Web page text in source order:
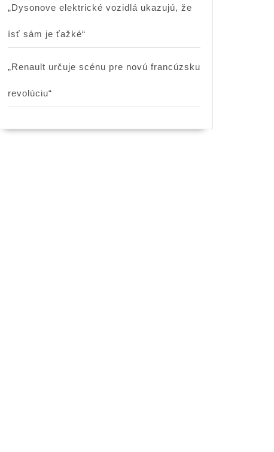
„Dysonove elektrické vozidlá ukazujú, že
ísť sám je ťažké“
„Renault určuje scénu pre novú francúzsku
revolúciu“